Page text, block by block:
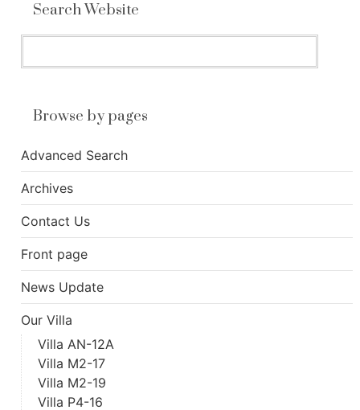
Search Website
Browse by pages
Advanced Search
Archives
Contact Us
Front page
News Update
Our Villa
Villa AN-12A
Villa M2-17
Villa M2-19
Villa P4-16